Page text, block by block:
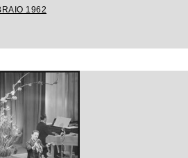
1962